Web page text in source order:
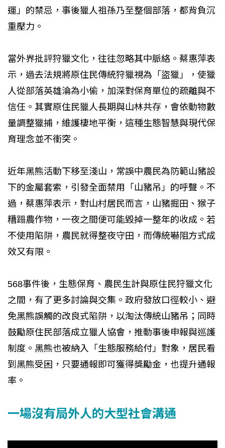
運」的禁忌，事後獵人祖孫乃至整個部落，都背負沉
重壓力。
當外界批評狩獵文化，往往忽略其中脈絡。蔡惠萍表
示，過去法規將原住民傳統狩獵視為「盜獵」，使獵
人從部落英雄淪為小偷，加深對保育單位的疏離與不
信任。其實原住民獵人長期與山林共存，會依動物數
量調整獵捕，維護棲地平衡，這種生態智慧與現代保
育理念並不衝突。
近年黑熊活動下移至淺山，常誤中農民為防範山豬設
下的金屬套索，引發全面禁用「山豬吊」的呼聲。不
過，蔡惠萍表示，對山村居民而言，山豬掘田、猴子
糟蹋農作物，一夜之間便可能毀掉一整年的收成。若
不使用陷阱，農民就得整夜守田，而傳統嚇阻方式成
效又有限。
568事件後，生態保育、農民生計與原住民狩獵文化
之間，有了更多討論與交集。政府發放口徑較小、避
免黑熊誤觸的改良式陷阱，以淘汰傳統山豬吊；同時
鼓勵原住民部落成立獵人協會，推動事後申報與巡護
制度。黑熊也被納入「生態服務給付」對象，居民看
到黑熊受困，只要通報即可獲得獎勵金，也提升通報
率。
一場沒有局外人的大型社會溝通